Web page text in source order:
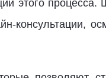
этого
консультации,